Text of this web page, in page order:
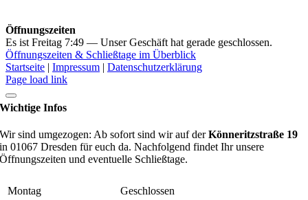
Öffnungszeiten
Es ist Freitag 7:49 — Unser Geschäft hat gerade geschlossen.
Öffnungszeiten & Schließtage im Überblick
Startseite | Impressum | Datenschutzerklärung
Page load link
Wichtige Infos
Wir sind umgezogen: Ab sofort sind wir auf derKönneritzstraße 19
in 01067 Dresden für euch da. Nachfolgend findet Ihr unsere
Öffnungszeiten und eventuelle Schließtage.
Montag Geschlossen